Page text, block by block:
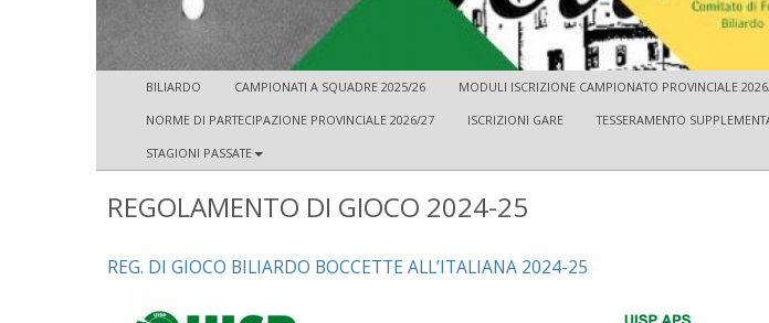
BILIARDO CAMPIONATI A SQUADRE 2025/26 MODULI ISCRIZIONE CAMPIONATO PROVINCIALE
NORME DI PARTECIPAZIONE PROVINCIALE 2026/27
ISCRIZIONI GARE TESSERAMENTO
STAGIONI PASSATE
REGOLAMENTO DI GIOCO 2024-25
REG. DI GIOCO BILIARDO BOCCETTE ALL’ITALIANA 2024-25